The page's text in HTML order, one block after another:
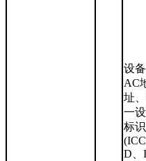
设
AC
址
一
标
D、